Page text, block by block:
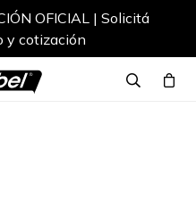
OFICIAL | Solicitá
y cotización